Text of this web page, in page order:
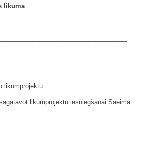
likumā
likumprojektu.
likumprojektu iesniegšanai Saeimā.